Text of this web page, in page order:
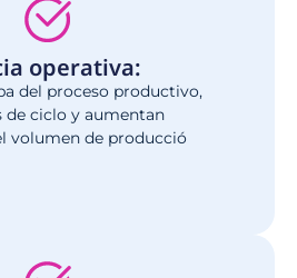
operativa:
del proceso productivo,
de ciclo y aumentan
volumen de producció